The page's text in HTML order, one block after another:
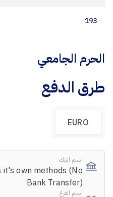
193
الحرم الجامعي
طرق الدفع
EURO
اسم البنك
it's own methods (No
Bank Transfer)
اسم الفرع